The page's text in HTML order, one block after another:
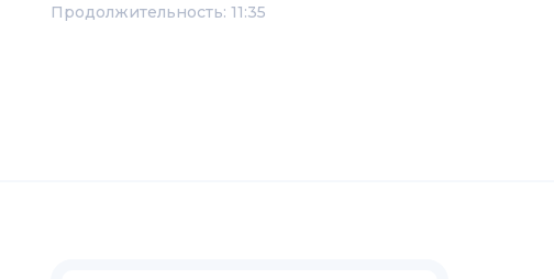
Продолжительность: 11:35